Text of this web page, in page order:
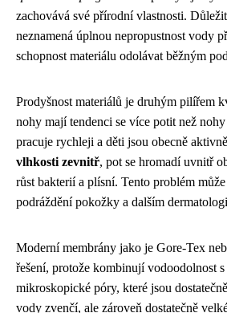
zachovává své přírodní vlastnosti.
neznamená úplnou nepropustnost vody
schopnost materiálu odolávat běžným
Prodyšnost materiálů je druhým pilířem
nohy mají tendenci se více potit než
pracuje rychleji a děti jsou obecně
vlhkosti zevnitř, pot se hromadí uvnitř
růst bakterií a plísní. Tento problém
podráždění pokožky a dalším
Moderní membrány jako je Gore-Tex
řešení, protože kombinují vodoodolnost
mikroskopické póry, které jsou
vody zvenčí, ale zároveň dostatečně